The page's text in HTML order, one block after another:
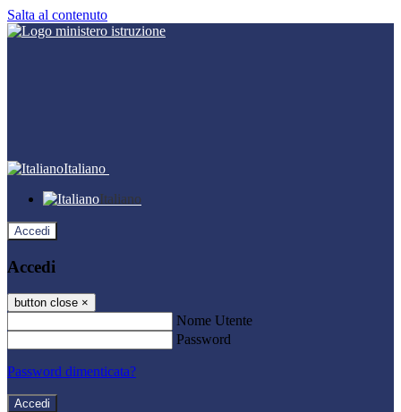
Salta al contenuto
Italiano
Italiano
Accedi
Accedi
button close ×
Nome Utente
Password
Password dimenticata?